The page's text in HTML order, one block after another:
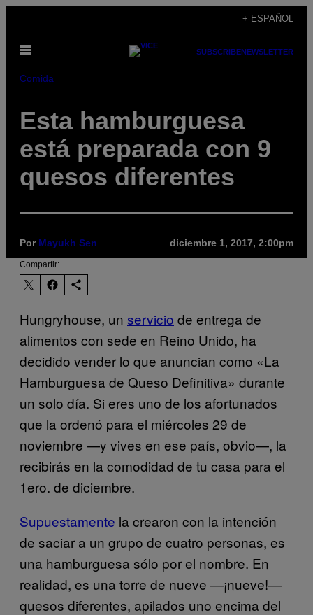
contenido
+ ESPAÑOL
Abrir
SUBSCRIBENEWSLETTER
Comida
Esta hamburguesa
está preparada con 9
quesos diferentes
Por Mayukh Sen diciembre 1, 2017, 2:00pm
Compartir:
Hungryhouse, un servicio de entrega de
alimentos con sede en Reino Unido, ha
decidido vender lo que anuncian como «La
Hamburguesa de Queso Definitiva» durante
un solo día. Si eres uno de los afortunados
que la ordenó para el miércoles 29 de
noviembre —y vives en ese país, obvio—, la
recibirás en la comodidad de tu casa para el
1ero. de diciembre.
Supuestamente la crearon con la intención
de saciar a un grupo de cuatro personas, es
una hamburguesa sólo por el nombre. En
realidad, es una torre de nueve —¡nueve!—
quesos diferentes, apilados uno encima del